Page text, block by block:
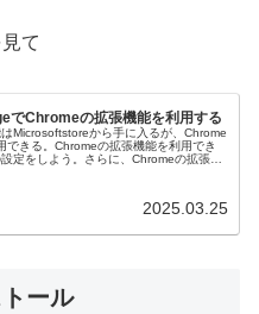
て
でChromeの拡張機能を利用する
Microsoftstoreから手に入るが、Chrome
できる。Chromeの拡張機能を利用でき
定をしよう。さらに、Chromeの拡張機
2025.03.25
ール